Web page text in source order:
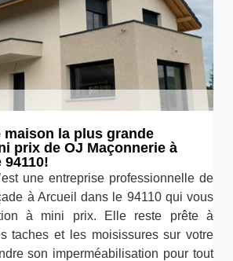
maison la plus grande
prix de OJ Maçonnerie à
une entreprise professionnelle de
à Arcueil dans le 94110 qui vous
à mini prix. Elle reste prête à
taches et les moisissures sur votre
son imperméabilisation pour tout